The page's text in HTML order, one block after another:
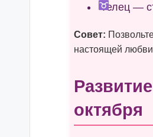
Телец —
Совет:
настоящей
октября